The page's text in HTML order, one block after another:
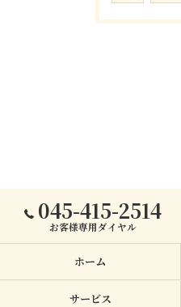
045-415-2514
お客様専用ダイヤル
ホーム
サービス